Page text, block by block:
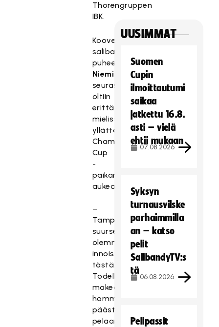
Thorengruppen
IBK.
Koovee
salibandyn
puheenjohtajaPekka
Niemisen mukaan
seurassa
oltiin
erittäin
mielissään
yllättävän
Champions
Cup
-
paikan
aukeamisesta.
–
Tamperelaisena
suurseurana
olemme
innoissamme
tästä.
Todella
makea
homma
päästä
pelaamaan
UUSIMMAT
Suomen
Cupin
ilmoittautumi
saikaa
jatkettu 16.8.
asti – vielä
ehtii mukaan
07.08.2026
Syksyn
turnausvilske
parhaimmilla
an – katso
pelit
SalibandyTV:s
tä
06.08.2026
Pelipassit